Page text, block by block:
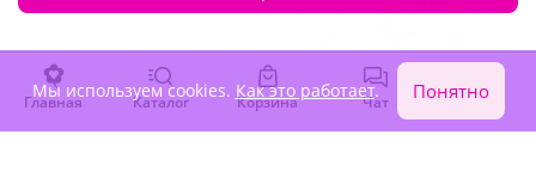
Главная Каталог Корзина Чат Войти
Мы используем cookies. Как это работает. Понятно